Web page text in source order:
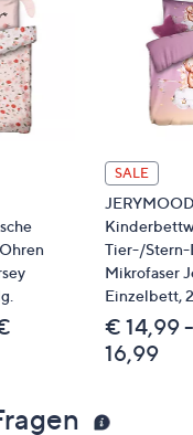
SALE
Tier-/Stern-
Mikrofaser
Einzelbett,
€ 14,99
16,99